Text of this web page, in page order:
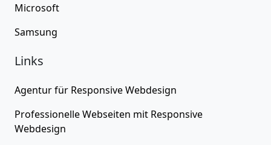
Microsoft
Samsung
Links
Agentur für Responsive Webdesign
Professionelle Webseiten mit Responsive
Webdesign